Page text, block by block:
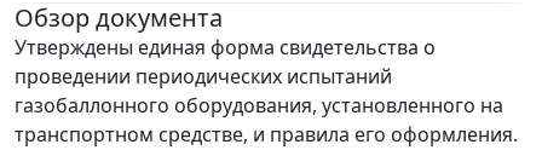
Обзор документа
Утверждены единая форма свидетельства о
проведении периодических испытаний
газобаллонного оборудования, установленного на
транспортном средстве, и правила его оформления.